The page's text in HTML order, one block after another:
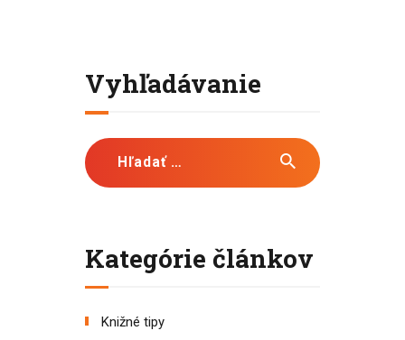
Vyhľadávanie
Hľadať:
Kategórie článkov
Knižné tipy